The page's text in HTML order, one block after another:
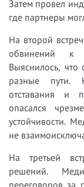
Затем провел
где партнеры
На второй
обвинений к
Выяснилось, что
разные пути.
отставания и
опасался
устойчивости.
не
На третьей
решений.
переговоров за